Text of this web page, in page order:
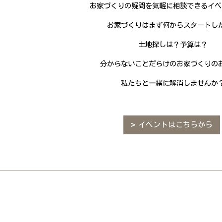
お家づくりの疑問を気軽に相談できるイ
お家づくりはまず何からスタートし
土地探しは？予算は？
分からないことだらけのお家づくりの
私たちと一緒に解消しませんか
イベントはこちらから